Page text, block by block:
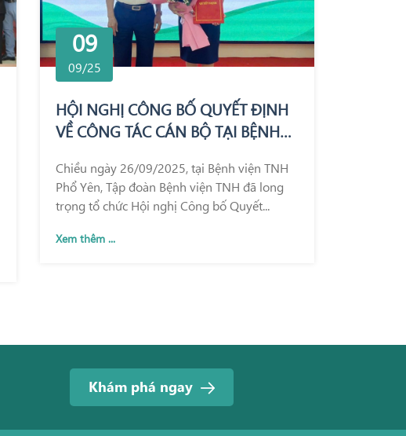
09
09/25
HỘI NGHỊ CÔNG BỐ QUYẾT ĐỊNH
VỀ CÔNG TÁC CÁN BỘ TẠI BỆNH
Chiều ngày 26/09/2025, tại Bệnh viện TNH
Phổ Yên, Tập đoàn Bệnh viện TNH đã long
trọng tổ chức Hội nghị Công bố Quyết...
Xem thêm ...
Khám phá ngay